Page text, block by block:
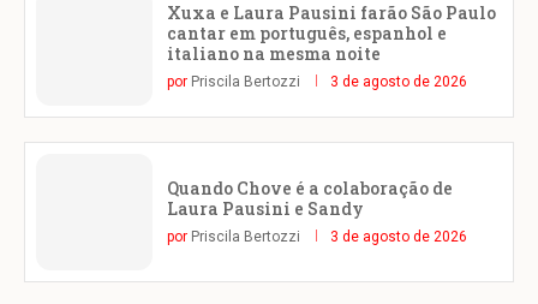
Xuxa e Laura Pausini farão São Paulo
cantar em português, espanhol e
italiano na mesma noite
por Priscila Bertozzi 3 de agosto de 2026
Quando Chove é a colaboração de
Laura Pausini e Sandy
por Priscila Bertozzi 3 de agosto de 2026